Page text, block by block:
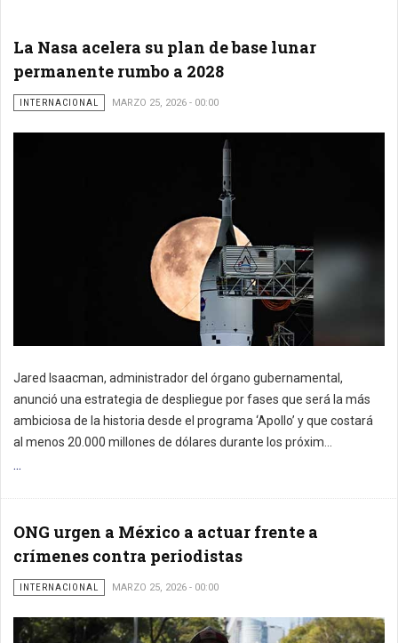
La Nasa acelera su plan de base lunar
permanente rumbo a 2028
INTERNACIONAL MARZO 25, 2026 - 00:00
Jared Isaacman, administrador del órgano gubernamental,
anunció una estrategia de despliegue por fases que será la más
ambiciosa de la historia desde el programa ‘Apollo’ y que costará
al menos 20.000 millones de dólares durante los próxim...
...
ONG urgen a México a actuar frente a
crímenes contra periodistas
INTERNACIONAL MARZO 25, 2026 - 00:00